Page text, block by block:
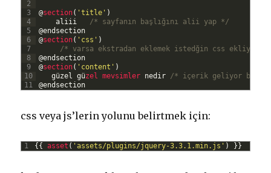
2
3
4
5
6
7
8
9
10
11
@section( 'title' )
aliii
/* sayfanın başlığını alii yap */
@endsection
@section( 'css' )
/* varsa ekstradan eklemek istedğin css
@endsection
@section( 'content' )
güzel güzel mevsimler nedir /* içerik geliyor
@endsection
css veya js’lerin yolunu belirtmek için:
1 { { asset ( 'assets/plugins/jquery-3.3.1.min.js' ) } }